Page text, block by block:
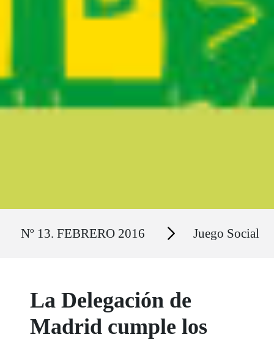
Nº 13. FEBRERO 2016 Secciones Juego Social
La Delegación de
Madrid cumple los